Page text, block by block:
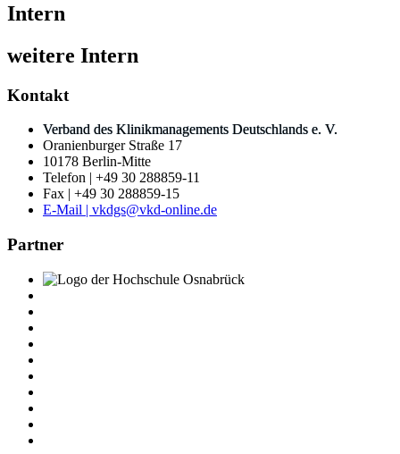
Intern
weitere Intern
Kontakt
Verband des Klinikmanagements Deutschlands e. V.
Oranienburger Straße 17
10178 Berlin-Mitte
Telefon | +49 30 288859-11
Fax | +49 30 288859-15
E-Mail | vkdgs@vkd-online.de
Partner